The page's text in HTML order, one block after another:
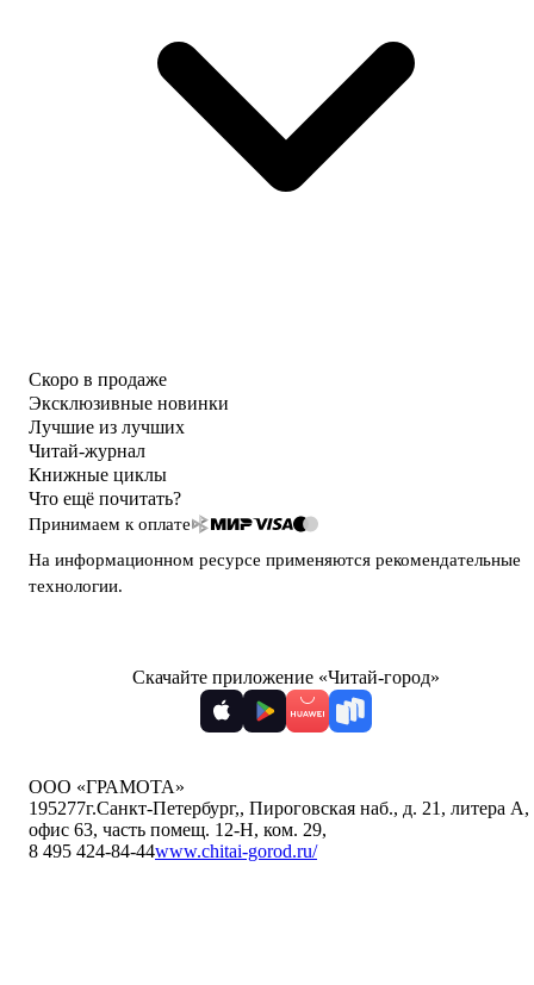
Скоро в продаже
Эксклюзивные новинки
Лучшие из лучших
Читай-журнал
Книжные циклы
Что ещё почитать?
Принимаем к оплате
На информационном ресурсе применяются рекомендательные
технологии.
Скачайте приложение «Читай-город»
ООО «ГРАМОТА»
195277г.Санкт-Петербург,, Пироговская наб., д. 21, литера А,
офис 63, часть помещ. 12-Н, ком. 29,
8 495 424-84-44www.chitai-gorod.ru/